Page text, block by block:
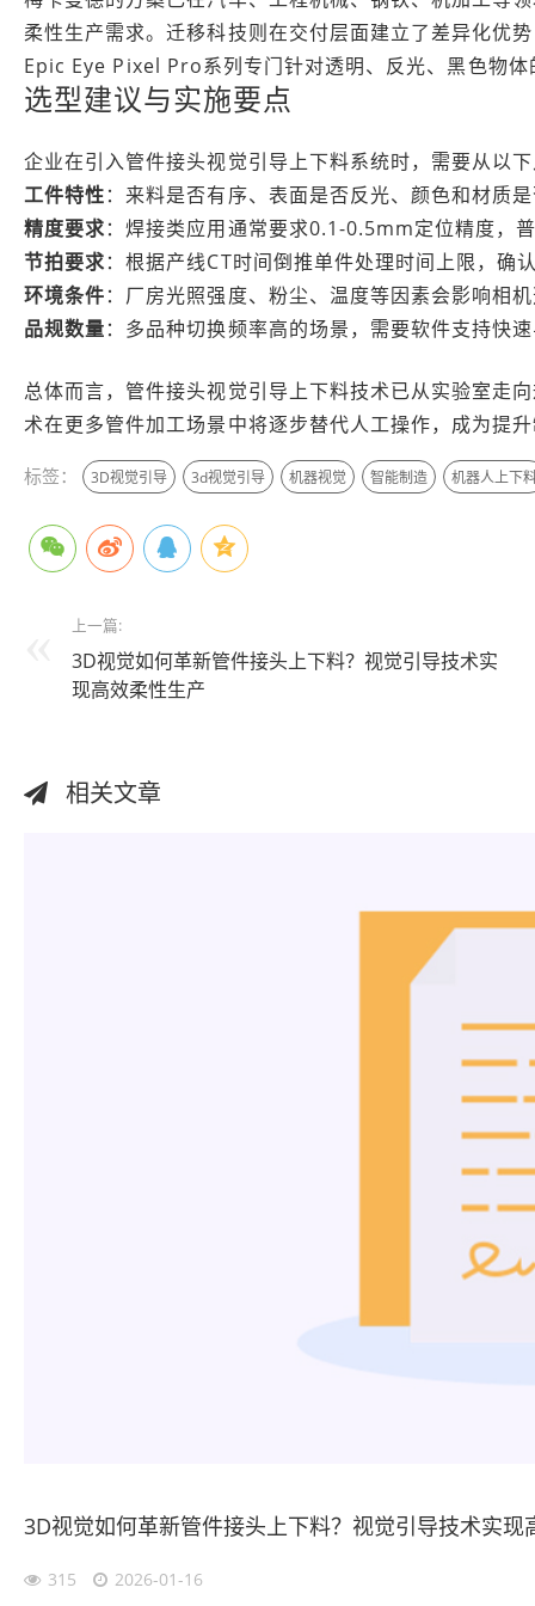
柔性生产需求。迁移科技则在交付层面建立了差异化优
Epic Eye Pixel Pro系列专门针对透明、反光、黑色物
选型建议与实施要点
企业在引入管件接头视觉引导上下料系统时，需要从以
工件特性：来料是否有序、表面是否反光、颜色和材质
精度要求：焊接类应用通常要求0.1-0.5mm定位精度，
节拍要求：根据产线CT时间倒推单件处理时间上限，确
环境条件：厂房光照强度、粉尘、温度等因素会影响相
品规数量：多品种切换频率高的场景，需要软件支持快
总体而言，管件接头视觉引导上下料技术已从实验室走
术在更多管件加工场景中将逐步替代人工操作，成为提
标签： 3D视觉引导 3d视觉引导 机器视觉 智能制造 机器人上下
上一篇:
3D视觉如何革新管件接头上下料？视觉引导技术实
现高效柔性生产
相关文章
3D视觉如何革新管件接头上下料？视觉引导技术实现
315 2026-01-16